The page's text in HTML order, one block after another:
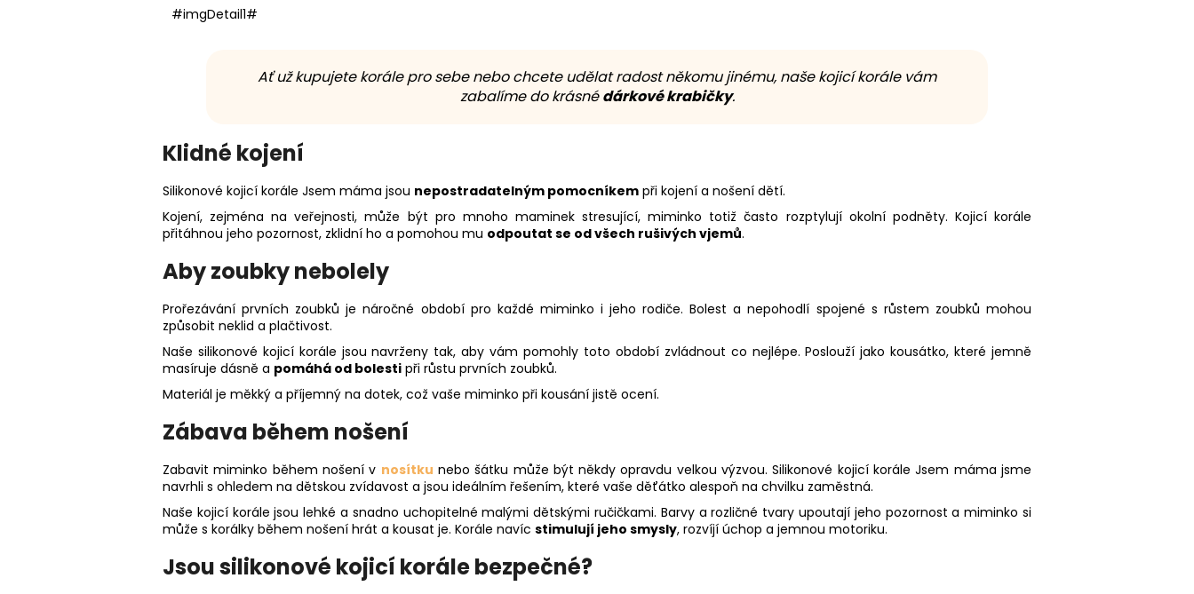
#imgDetail1#
Ať už kupujete korále pro sebe nebo chcete udělat radost někomu jinému, naše kojicí korále vám
zabalíme do krásnédárkové krabičky.
Klidné kojení
Silikonové kojicí korále Jsem máma jsou nepostradatelným pomocníkem při kojení a nošení dětí.
Kojení, zejména na veřejnosti, může být pro mnoho maminek stresující, miminko totiž často rozptylují okolní podněty. Kojicí korále
přitáhnou jeho pozornost, zklidní ho a pomohou mu odpoutat se od všech rušivých vjemů.
Aby zoubky nebolely
Prořezávání prvních zoubků je náročné období pro každé miminko i jeho rodiče. Bolest a nepohodlí spojené s růstem zoubků mohou
způsobit neklid a plačtivost.
Naše silikonové kojicí korále jsou navrženy tak, aby vám pomohly toto období zvládnout co nejlépe. Poslouží jako kousátko, které jemně
masíruje dásně a pomáhá od bolesti při růstu prvních zoubků.
Materiál je měkký a příjemný na dotek, což vaše miminko při kousání jistě ocení.
Zábava během nošení
Zabavit miminko během nošení v nosítku nebo šátku může být někdy opravdu velkou výzvou. Silikonové kojicí korále Jsem máma jsme
navrhli s ohledem na dětskou zvídavost a jsou ideálním řešením, které vaše děťátko alespoň na chvilku zaměstná.
Naše kojicí korále jsou lehké a snadno uchopitelné malými dětskými ručičkami. Barvy a rozličné tvary upoutají jeho pozornost a miminko si
může s korálky během nošení hrát a kousat je. Korále navíc stimulují jeho smysly, rozvíjí úchop a jemnou motoriku.
Jsou silikonové kojicí korále bezpečné?